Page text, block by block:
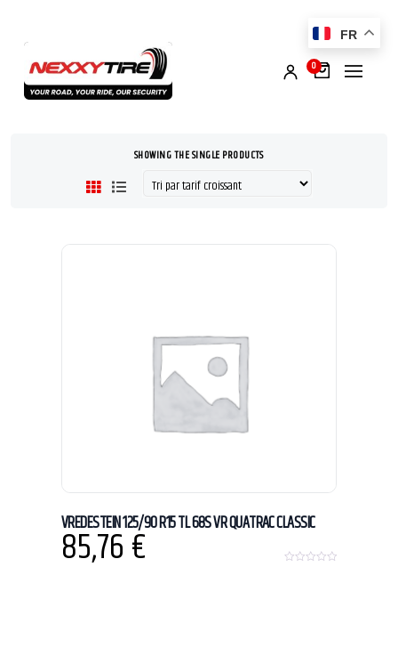
0
SHOWING THE SINGLE PRODUCTS
VREDESTEIN 125/90 R15 TL 68S VR QUATRAC CLASSIC
85,76€
FR